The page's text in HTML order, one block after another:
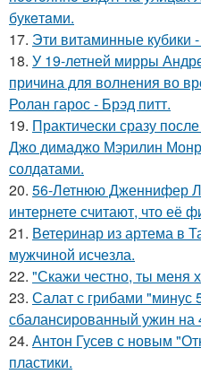
букeтaми.
17. Эти витаминные кубики
18. У 19-летней мирры
причина для волнения во
Ролан гарос - Брэд питт.
19. Практически сразу
Джо димаджо Мэрилин
солдатами.
20. 56-Летнюю Дженнифер
интернете считают, что её
21. Ветеринар из артема в
мужчиной исчезла.
22. "Скажи честно, ты меня
23. Салат с грибами "минус
сбалансированный ужин на
24. Антон Гусев с новым
пластики.